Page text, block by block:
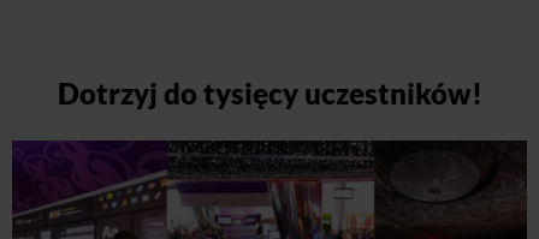
Dotrzyj do tysięcy uczestników!